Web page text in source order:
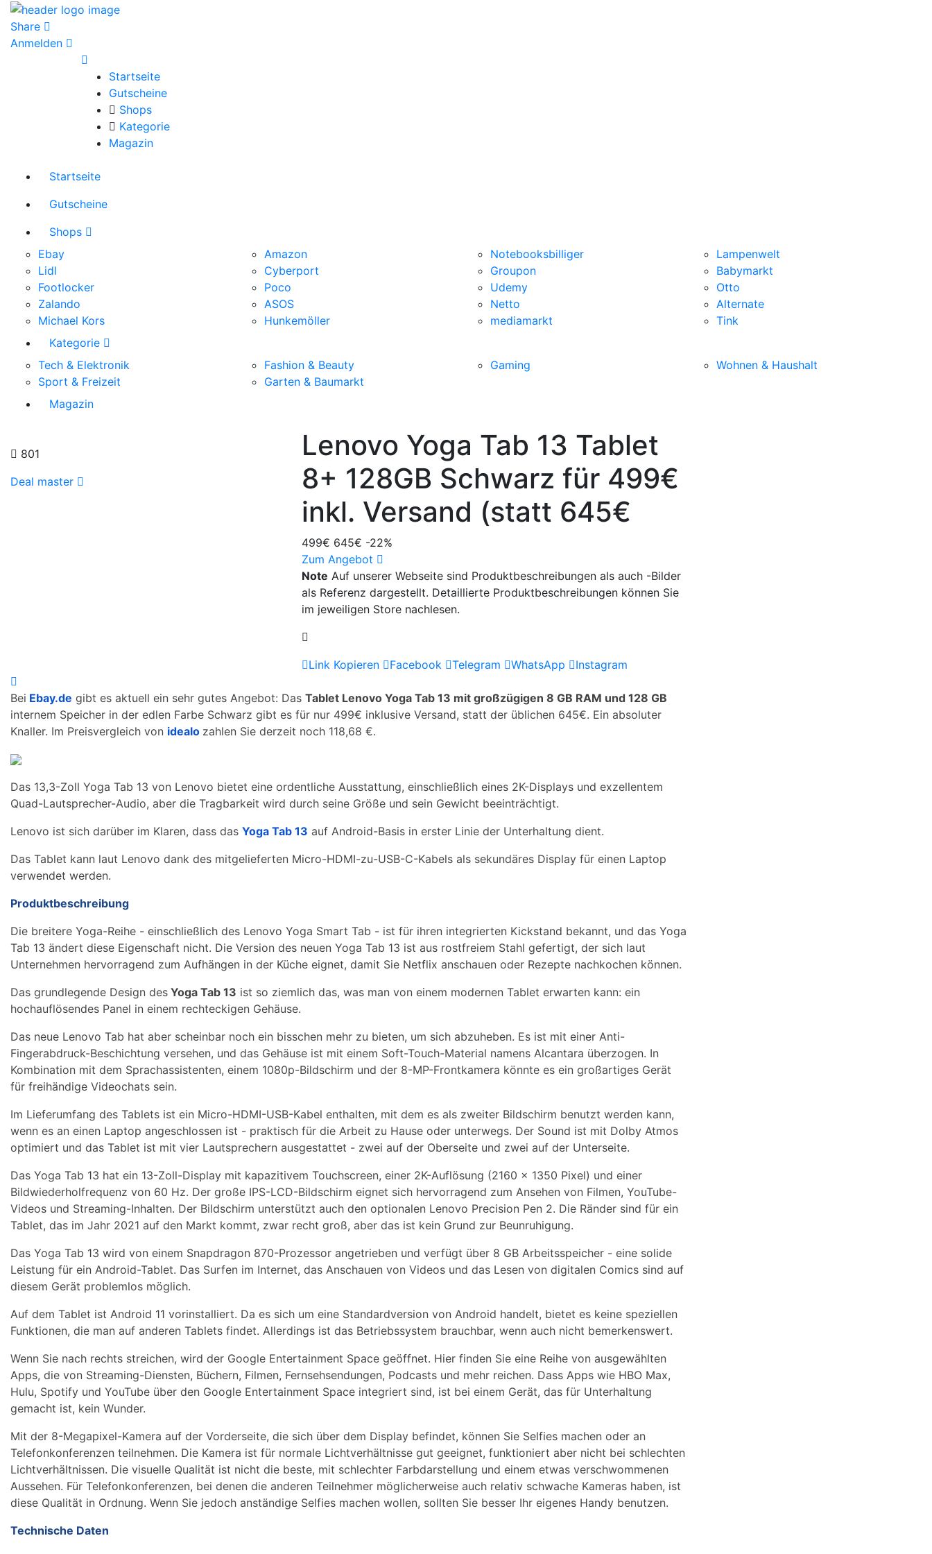
Share
Anmelden
Startseite
Gutscheine
Shops
Kategorie
Magazin
Startseite
Gutscheine
Shops
Ebay
Amazon Notebooksbilliger
Lampenwelt
Lidl
Cyberport Groupon
Babymarkt
Footlocker
Poco Udemy
Otto
Zalando
ASOS Netto
Alternate
Michael Kors
Hunkemöller mediamarkt
Tink
Kategorie
Tech & Elektronik
Fashion & Beauty Gaming
Wohnen & Haushalt
Sport & Freizeit
Garten & Baumarkt
Magazin
801
Deal master
Lenovo Yoga Tab 13 Tablet
8+ 128GB Schwarz für 499€
inkl. Versand (statt 645€
499€ 645€ -22%
Zum Angebot
Note Auf unserer Webseite sind Produktbeschreibungen als auch -Bilder
als Referenz dargestellt. Detaillierte Produktbeschreibungen können Sie
im jeweiligen Store nachlesen.
Link Kopieren Facebook Telegram WhatsApp Instagram
Bei Ebay.de gibt es aktuell ein sehr gutes Angebot: Das Tablet Lenovo Yoga Tab 13 mit großzügigen 8 GB RAM und 128 GB
internem Speicher in der edlen Farbe Schwarz gibt es für nur 499€ inklusive Versand, statt der üblichen 645€. Ein absoluter
Knaller. Im Preisvergleich von idealo zahlen Sie derzeit noch 118,68 €.
Das 13,3-Zoll Yoga Tab 13 von Lenovo bietet eine ordentliche Ausstattung, einschließlich eines 2K-Displays und exzellentem
Quad-Lautsprecher-Audio, aber die Tragbarkeit wird durch seine Größe und sein Gewicht beeinträchtigt.
Lenovo ist sich darüber im Klaren, dass das Yoga Tab 13 auf Android-Basis in erster Linie der Unterhaltung dient.
Das Tablet kann laut Lenovo dank des mitgelieferten Micro-HDMI-zu-USB-C-Kabels als sekundäres Display für einen Laptop
verwendet werden.
Produktbeschreibung
Die breitere Yoga-Reihe - einschließlich des Lenovo Yoga Smart Tab - ist für ihren integrierten Kickstand bekannt, und das Yoga
Tab 13 ändert diese Eigenschaft nicht. Die Version des neuen Yoga Tab 13 ist aus rostfreiem Stahl gefertigt, der sich laut
Unternehmen hervorragend zum Aufhängen in der Küche eignet, damit Sie Netflix anschauen oder Rezepte nachkochen können.
Das grundlegende Design des Yoga Tab 13 ist so ziemlich das, was man von einem modernen Tablet erwarten kann: ein
hochauflösendes Panel in einem rechteckigen Gehäuse.
Das neue Lenovo Tab hat aber scheinbar noch ein bisschen mehr zu bieten, um sich abzuheben. Es ist mit einer Anti-
Fingerabdruck-Beschichtung versehen, und das Gehäuse ist mit einem Soft-Touch-Material namens Alcantara überzogen. In
Kombination mit dem Sprachassistenten, einem 1080p-Bildschirm und der 8-MP-Frontkamera könnte es ein großartiges Gerät
für freihändige Videochats sein.
Im Lieferumfang des Tablets ist ein Micro-HDMI-USB-Kabel enthalten, mit dem es als zweiter Bildschirm benutzt werden kann,
wenn es an einen Laptop angeschlossen ist - praktisch für die Arbeit zu Hause oder unterwegs. Der Sound ist mit Dolby Atmos
optimiert und das Tablet ist mit vier Lautsprechern ausgestattet - zwei auf der Oberseite und zwei auf der Unterseite.
Das Yoga Tab 13 hat ein 13-Zoll-Display mit kapazitivem Touchscreen, einer 2K-Auflösung (2160 x 1350 Pixel) und einer
Bildwiederholfrequenz von 60 Hz. Der große IPS-LCD-Bildschirm eignet sich hervorragend zum Ansehen von Filmen, YouTube-
Videos und Streaming-Inhalten. Der Bildschirm unterstützt auch den optionalen Lenovo Precision Pen 2. Die Ränder sind für ein
Tablet, das im Jahr 2021 auf den Markt kommt, zwar recht groß, aber das ist kein Grund zur Beunruhigung.
Das Yoga Tab 13 wird von einem Snapdragon 870-Prozessor angetrieben und verfügt über 8 GB Arbeitsspeicher - eine solide
Leistung für ein Android-Tablet. Das Surfen im Internet, das Anschauen von Videos und das Lesen von digitalen Comics sind auf
diesem Gerät problemlos möglich.
Auf dem Tablet ist Android 11 vorinstalliert. Da es sich um eine Standardversion von Android handelt, bietet es keine speziellen
Funktionen, die man auf anderen Tablets findet. Allerdings ist das Betriebssystem brauchbar, wenn auch nicht bemerkenswert.
Wenn Sie nach rechts streichen, wird der Google Entertainment Space geöffnet. Hier finden Sie eine Reihe von ausgewählten
Apps, die von Streaming-Diensten, Büchern, Filmen, Fernsehsendungen, Podcasts und mehr reichen. Dass Apps wie HBO Max,
Hulu, Spotify und YouTube über den Google Entertainment Space integriert sind, ist bei einem Gerät, das für Unterhaltung
gemacht ist, kein Wunder.
Mit der 8-Megapixel-Kamera auf der Vorderseite, die sich über dem Display befindet, können Sie Selfies machen oder an
Telefonkonferenzen teilnehmen. Die Kamera ist für normale Lichtverhältnisse gut geeignet, funktioniert aber nicht bei schlechten
Lichtverhältnissen. Die visuelle Qualität ist nicht die beste, mit schlechter Farbdarstellung und einem etwas verschwommenen
Aussehen. Für Telefonkonferenzen, bei denen die anderen Teilnehmer möglicherweise auch relativ schwache Kameras haben, ist
diese Qualität in Ordnung. Wenn Sie jedoch anständige Selfies machen wollen, sollten Sie besser Ihr eigenes Handy benutzen.
Technische Daten